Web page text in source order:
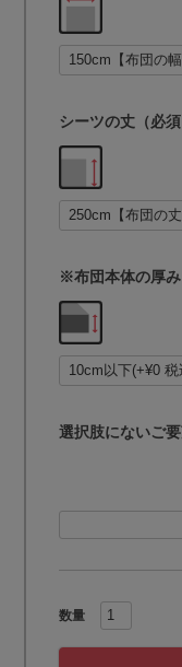
シーツの丈（必
※布団本体の厚
選択肢にないご